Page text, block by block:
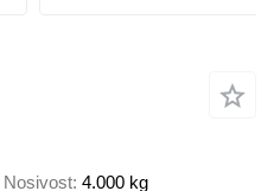
Nosivost 4.000 kg